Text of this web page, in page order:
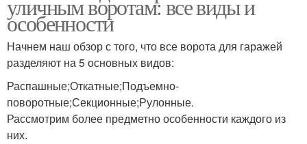
уличным воротам: все виды и
особенности
Начнем наш обзор с того, что все ворота для гаражей
разделяют на 5 основных видов:
Распашные;Откатные;Подъемно-
поворотные;Секционные;Рулонные.
Рассмотрим более предметно особенности каждого из
них.